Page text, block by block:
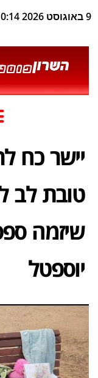
9 באוגוסט 2026 10:14
יישר כח
טובת לב
שיזמה
יוספטל